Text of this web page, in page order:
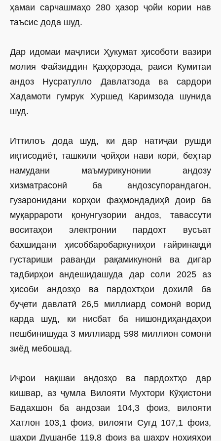
ҳамаи сарчашмаҳо 280 ҳазор ҷойи кории нав
таъсис дода шуд.
Дар идомаи маҷлиси Ҳукумат ҳисоботи вазири
молия Файзиддин Қаҳҳорзода, раиси Кумитаи
андоз Нусратулло Давлатзода ва сардори
Хадамоти гумрук Хуршед Каримзода шунида
шуд.
Иттилоъ дода шуд, ки дар натиҷаи рушди
иқтисодиёт, ташкили ҷойҳои нави корӣ, беҳтар
намудани маъмурикунонии андозу
хизматрасонӣ ба андозсупорандагон,
гузаронидани корҳои фаҳмондадиҳӣ доир ба
муқаррароти қонунгузории андоз, тавассути
воситаҳои электронии пардохт вусъат
бахшидани ҳисоббаробаркуниҳои ғайринақдӣ
густариши раванди рақамикунонӣ ва дигар
тадбирҳои андешидашуда дар соли 2025 аз
ҳисоби андозҳо ва пардохтҳои дохилӣ ба
буҷети давлатӣ 26,5 миллиард сомонӣ ворид
карда шуд, ки нисбат ба нишондиҳандаҳои
пешбинишуда 3 миллиард 598 миллион сомонӣ
зиёд мебошад.
Иҷрои нақшаи андозҳо ва пардохтҳо дар
кишвар, аз ҷумла Вилояти Мухтори Кӯҳистони
Бадахшон ба андозаи 104,3 фоиз, вилояти
Хатлон 103,1 фоиз, вилояти Суғд 107,1 фоиз,
шаҳри Душанбе 119,8 фоиз ва шаҳру ноҳияҳои